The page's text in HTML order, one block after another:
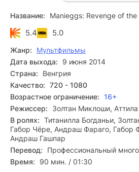
Название: Manieggs: Revenge of the
5.4 5.0
Жанр:
Мультфильмы
Дата выхода:
9 июня 2014
Страна:
Венгрия
Качество: 720 - 1080
Возрастное ограничение: 16+
Режиссер:
Золтан Миклоши,
В ролях: Титанилла Богданьи,
Габор Чёре, Андраш Фараго, Габор
Андраш Гашпар
Перевод:
Профессиональный
Время:
90 мин. / 01:30